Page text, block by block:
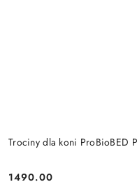
Trociny dla koni ProBioBED
Cena:
1490.00